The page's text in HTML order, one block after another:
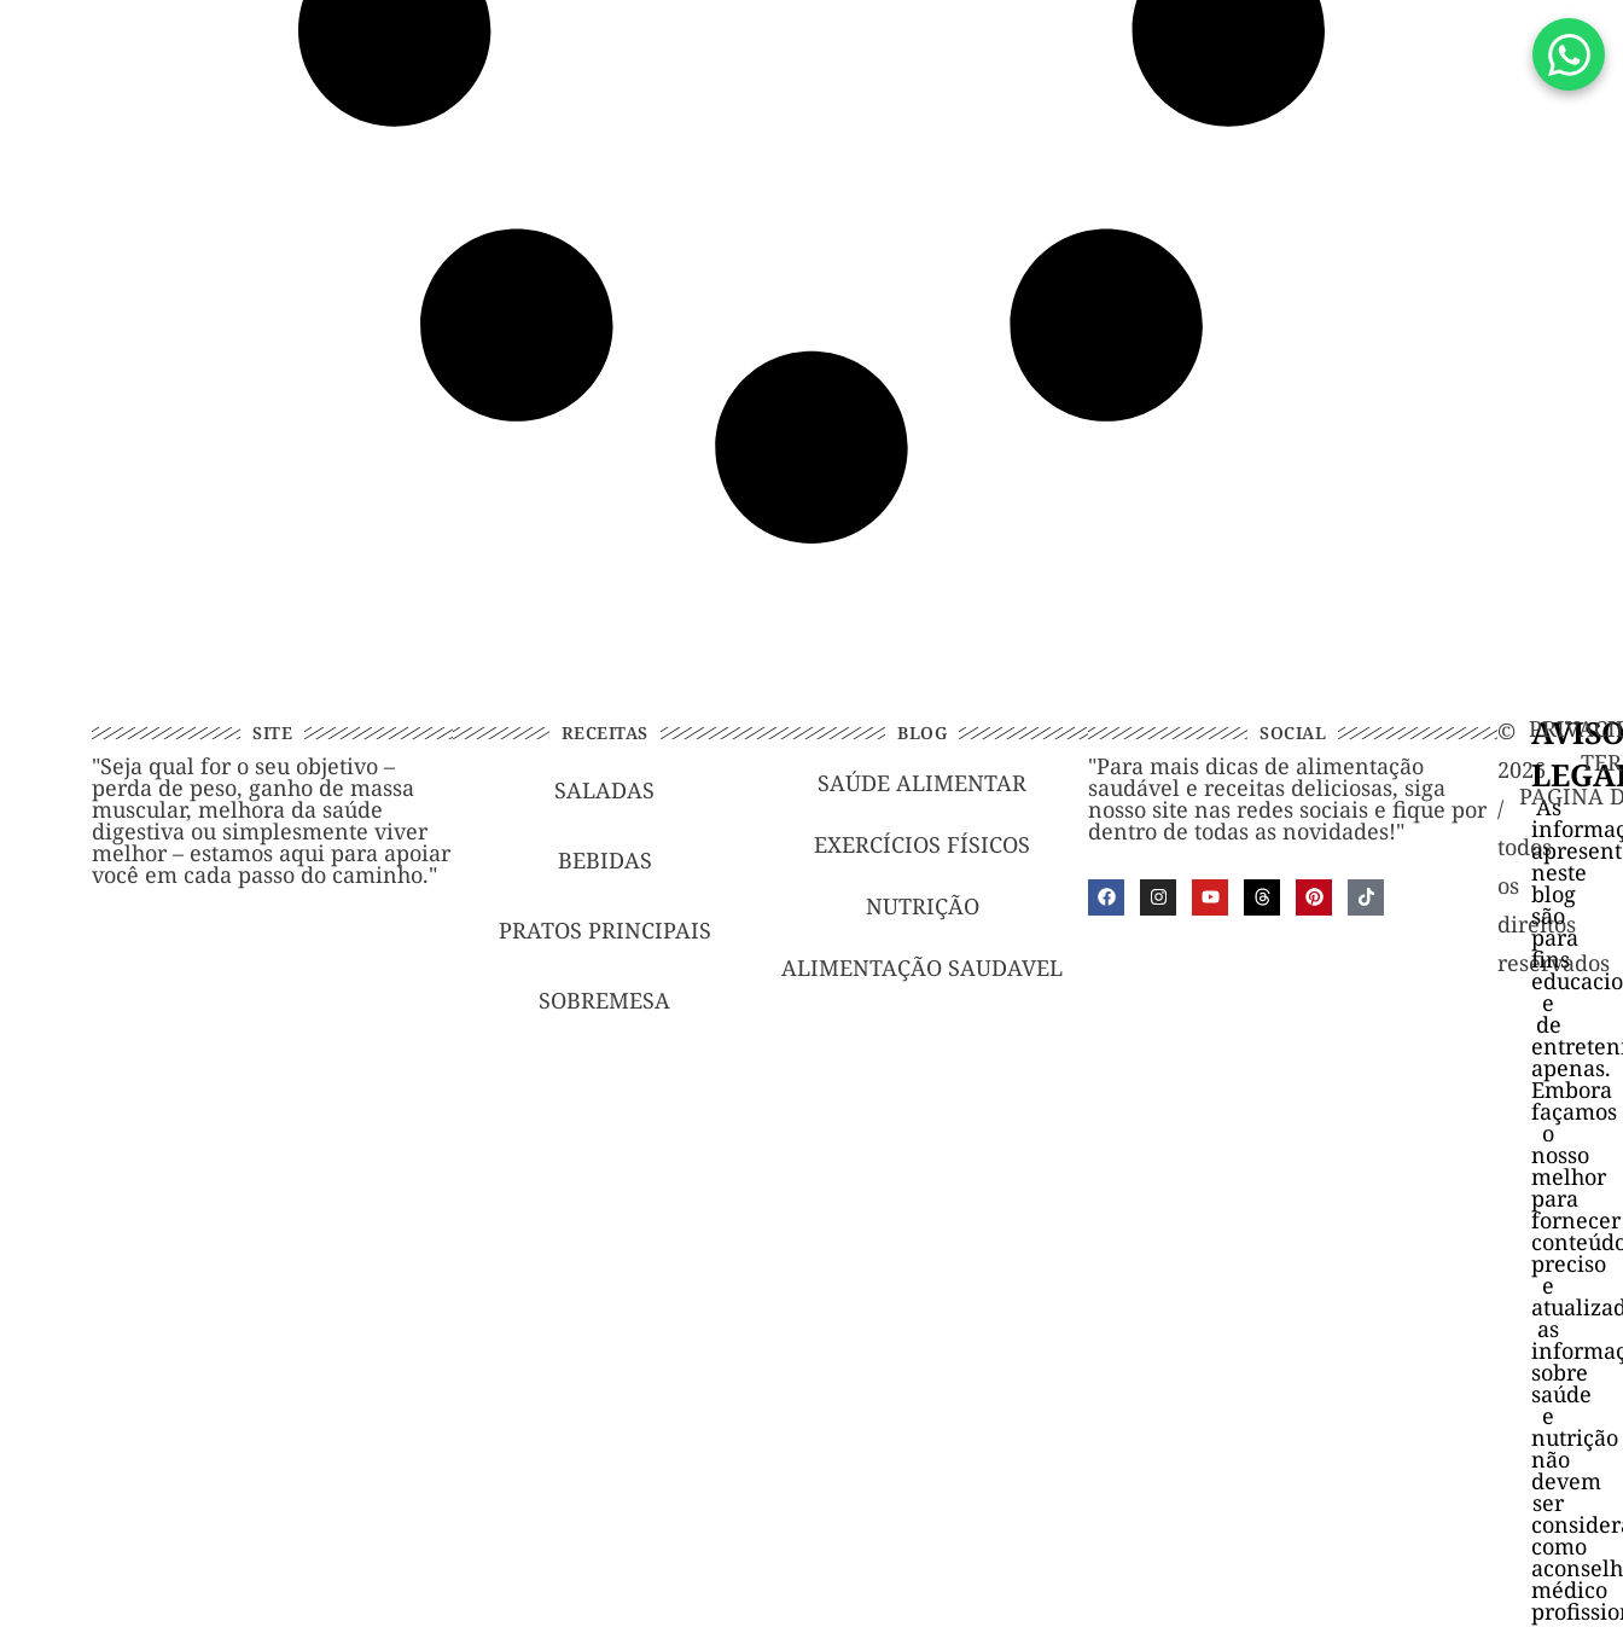
SITE
"Seja qual for o seu objetivo –
perda de peso, ganho de massa
muscular, melhora da saúde
digestiva ou simplesmente viver
melhor – estamos aqui para apoiar
você em cada passo do caminho."
RECEITAS
SALADAS
BEBIDAS
PRATOS PRINCIPAIS
SOBREMESA
BLOG
SAÚDE ALIMENTAR
EXERCÍCIOS FÍSICOS
NUTRIÇÃO
ALIMENTAÇÃO SAUDAVEL
SOCIAL
"Para mais dicas de alimentação
saudável e receitas deliciosas, siga
nosso site nas redes sociais e fique por
dentro de todas as novidades!"
©️
2026
/
todos
os
direitos
reservados
PAGINA
As
neste
blog
são
para
fins
e
de
apenas.
Embora
façamos
o
nosso
melhor
para
fornecer
preciso
e
as
sobre
saúde
e
nutrição
não
devem
ser
como
médico